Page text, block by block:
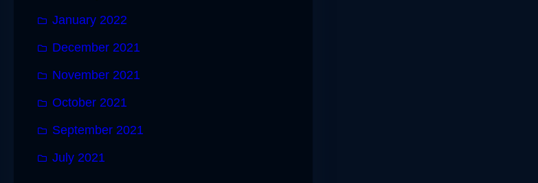
January 2022
December 2021
November 2021
October 2021
September 2021
July 2021